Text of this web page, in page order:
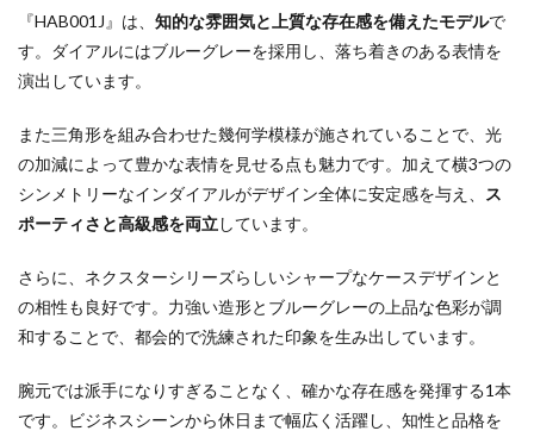
『HAB001J』は、 知的な雰囲気と上質な存在感を備えたモデルで
す。ダイアルにはブルーグレーを採用し、落ち着きのある表情を
演出しています。
また三角形を組み合わせた幾何学模様が施されていることで、光
の加減によって豊かな表情を見せる点も魅力です。加えて横3つの
シンメトリーなインダイアルがデザイン全体に安定感を与え、
ス
ポーティさと高級感を両立しています。
さらに、ネクスターシリーズらしいシャープなケースデザインと
の相性も良好です。力強い造形とブルーグレーの上品な色彩が調
和することで、都会的で洗練された印象を生み出しています。
腕元では派手になりすぎることなく、確かな存在感を発揮する1本
です。ビジネスシーンから休日まで幅広く活躍し、知性と品格を